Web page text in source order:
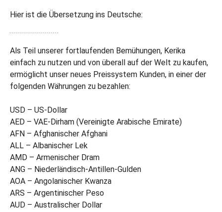
Hier ist die Übersetzung ins Deutsche:
Als Teil unserer fortlaufenden Bemühungen, Kerika
einfach zu nutzen und von überall auf der Welt zu kaufen,
ermöglicht unser neues Preissystem Kunden, in einer der
folgenden Währungen zu bezahlen:
USD – US-Dollar
AED – VAE-Dirham (Vereinigte Arabische Emirate)
AFN – Afghanischer Afghani
ALL – Albanischer Lek
AMD – Armenischer Dram
ANG – Niederländisch-Antillen-Gulden
AOA – Angolanischer Kwanza
ARS – Argentinischer Peso
AUD – Australischer Dollar